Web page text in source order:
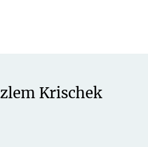
Krischek